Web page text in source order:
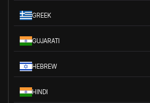
GREEK
GUJARATI
HEBREW
HINDI